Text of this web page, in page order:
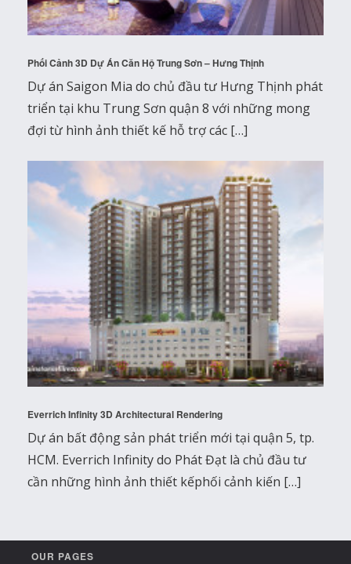
Phối Cảnh 3D Dự Án Căn Hộ Trung Sơn – Hưng Thịnh
Dự án Saigon Mia do chủ đầu tư Hưng Thịnh phát
triển tại khu Trung Sơn quận 8 với những mong
đợi từ hình ảnh thiết kế hỗ trợ các […]
Everrich Infinity 3D Architectural Rendering
Dự án bất động sản phát triển mới tại quận 5, tp.
HCM. Everrich Infinity do Phát Đạt là chủ đầu tư
cần những hình ảnh thiết kếphối cảnh kiến […]
OUR PAGES